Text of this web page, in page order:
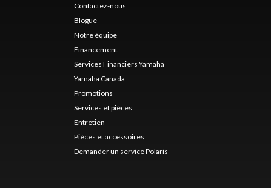
Contactez-nous
Blogue
Notre équipe
Financement
Services Financiers Yamaha
Yamaha Canada
Promotions
Services et pièces
Entretien
Pièces et accessoires
Demander un service Polaris